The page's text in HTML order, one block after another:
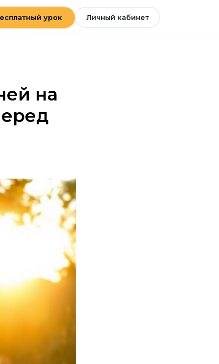
урок Личный кабинет
на